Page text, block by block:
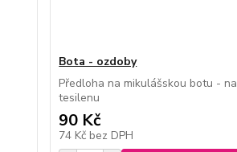
Bota - ozdoby
Předloha na mikulášskou botu - na
tesilenu
90 Kč
74 Kč bez DPH